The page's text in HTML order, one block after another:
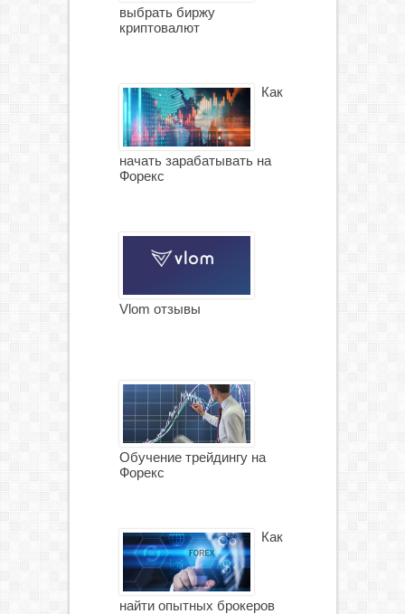
выбрать биржу
криптовалют
Как
начать зарабатывать на
Форекс
Vlom отзывы
Обучение трейдингу на
Форекс
Как
найти опытных брокеров